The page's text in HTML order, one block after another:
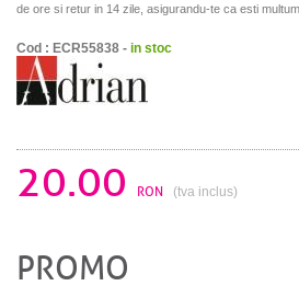
de ore si retur in 14 zile, asigurandu-te ca esti
Cod : ECR55838 - in stoc
20.00 RON (tva inclus)
PROMO